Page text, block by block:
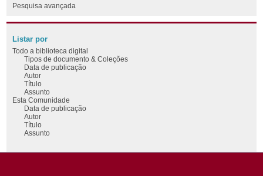
Pesquisa avançada
Listar por
Todo a biblioteca digital
Tipos de documento & Coleções
Data de publicação
Autor
Título
Assunto
Esta Comunidade
Data de publicação
Autor
Título
Assunto